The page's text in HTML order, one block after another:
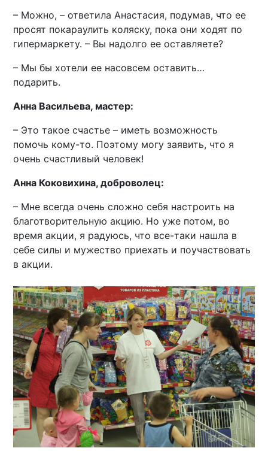
– Можно, – ответила Анастасия, подумав, что ее
просят покараулить коляску, пока они ходят по
гипермаркету. – Вы надолго ее оставляете?
– Мы бы хотели ее насовсем оставить…
подарить.
Анна Васильева, мастер:
– Это такое счастье – иметь возможность
помочь кому-то. Поэтому могу заявить, что я
очень счастливый человек!
Анна Коковихина, доброволец:
– Мне всегда очень сложно себя настроить на
благотворительную акцию. Но уже потом, во
время акции, я радуюсь, что все-таки нашла в
себе силы и мужество приехать и поучаствовать
в акции.